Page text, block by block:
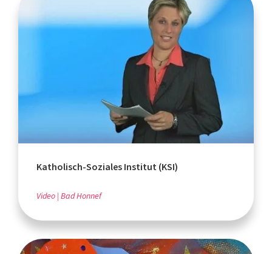
Katholisch-Soziales Institut (KSI)
Video Bad Honnef